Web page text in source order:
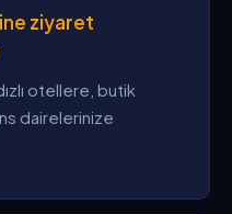
ziyaret
otellere, butik
dairelerinize